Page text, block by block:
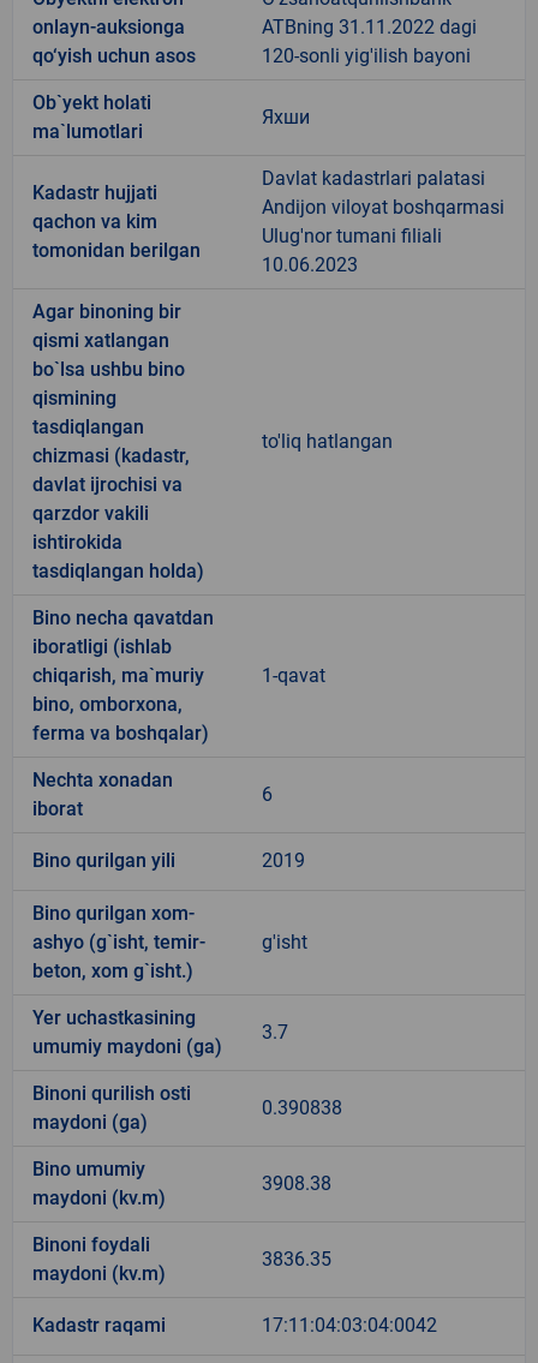
onlayn-auksionga
qo‘yish uchun asos
ATBning 31.11.2022 dagi
120-sonli yig'ilish bayoni
Ob`yekt holati
ma`lumotlari
Яхши
Kadastr hujjati
qachon va kim
tomonidan berilgan
Davlat kadastrlari palatasi
Andijon viloyat boshqarmasi
Ulug'nor tumani filiali
10.06.2023
Agar binoning bir
qismi xatlangan
bo`lsa ushbu bino
qismining
tasdiqlangan
chizmasi (kadastr,
davlat ijrochisi va
qarzdor vakili
ishtirokida
tasdiqlangan holda)
to'liq hatlangan
Bino necha qavatdan
iboratligi (ishlab
chiqarish, ma`muriy
bino, omborxona,
ferma va boshqalar)
1-qavat
Nechta xonadan
iborat
6
Bino qurilgan yili 2019
Bino qurilgan xom-
ashyo (g`isht, temir-
beton, xom g`isht.)
g'isht
Yer uchastkasining
umumiy maydoni (ga)
3.7
Binoni qurilish osti
maydoni (ga)
0.390838
Bino umumiy
maydoni (kv.m)
3908.38
Binoni foydali
maydoni (kv.m)
3836.35
Kadastr raqami 17:11:04:03:04:0042